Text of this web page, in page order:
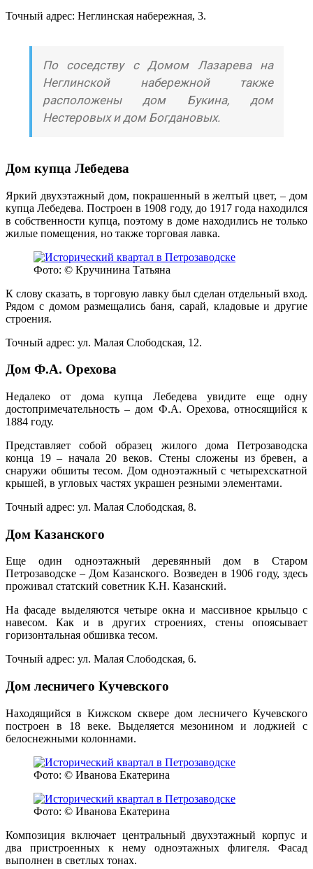
Точный адрес: Неглинская набережная, 3.
По соседству с Домом Лазарева на
Неглинской набережной также
расположены дом Букина, дом
Нестеровых и дом Богдановых.
Дом купца Лебедева
Яркий двухэтажный дом, покрашенный в желтый цвет, – дом
купца Лебедева. Построен в 1908 году, до 1917 года находился
в собственности купца, поэтому в доме находились не только
жилые помещения, но также торговая лавка.
Фото: © Кручинина Татьяна
К слову сказать, в торговую лавку был сделан отдельный вход.
Рядом с домом размещались баня, сарай, кладовые и другие
строения.
Точный адрес: ул. Малая Слободская, 12.
Дом Ф.А. Орехова
Недалеко от дома купца Лебедева увидите еще одну
достопримечательность – дом Ф.А. Орехова, относящийся к
1884 году.
Представляет собой образец жилого дома Петрозаводска
конца 19 – начала 20 веков. Стены сложены из бревен, а
снаружи обшиты тесом. Дом одноэтажный с четырехскатной
крышей, в угловых частях украшен резными элементами.
Точный адрес: ул. Малая Слободская, 8.
Дом Казанского
Еще один одноэтажный деревянный дом в Старом
Петрозаводске – Дом Казанского. Возведен в 1906 году, здесь
проживал статский советник К.Н. Казанский.
На фасаде выделяются четыре окна и массивное крыльцо с
навесом. Как и в других строениях, стены опоясывает
горизонтальная обшивка тесом.
Точный адрес: ул. Малая Слободская, 6.
Дом лесничего Кучевского
Находящийся в Кижском сквере дом лесничего Кучевского
построен в 18 веке. Выделяется мезонином и лоджией с
белоснежными колоннами.
Фото: © Иванова Екатерина
Фото: © Иванова Екатерина
Композиция включает центральный двухэтажный корпус и
два пристроенных к нему одноэтажных флигеля. Фасад
выполнен в светлых тонах.